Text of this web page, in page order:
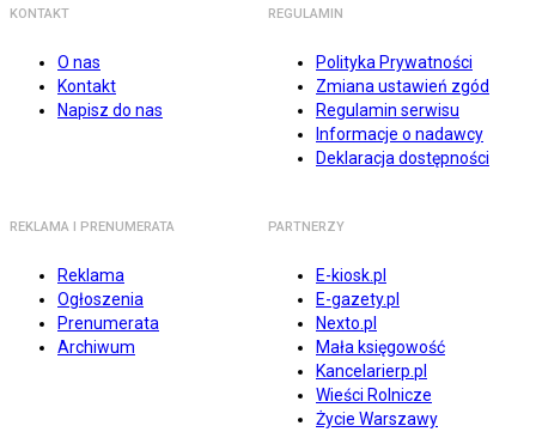
KONTAKT
O nas
Kontakt
Napisz do nas
REGULAMIN
Polityka Prywatności
Zmiana ustawień zgód
Regulamin serwisu
Informacje o nadawcy
Deklaracja dostępności
REKLAMA I PRENUMERATA
Reklama
Ogłoszenia
Prenumerata
Archiwum
PARTNERZY
E-kiosk.pl
E-gazety.pl
Nexto.pl
Mała księgowość
Kancelarierp.pl
Wieści Rolnicze
Życie Warszawy